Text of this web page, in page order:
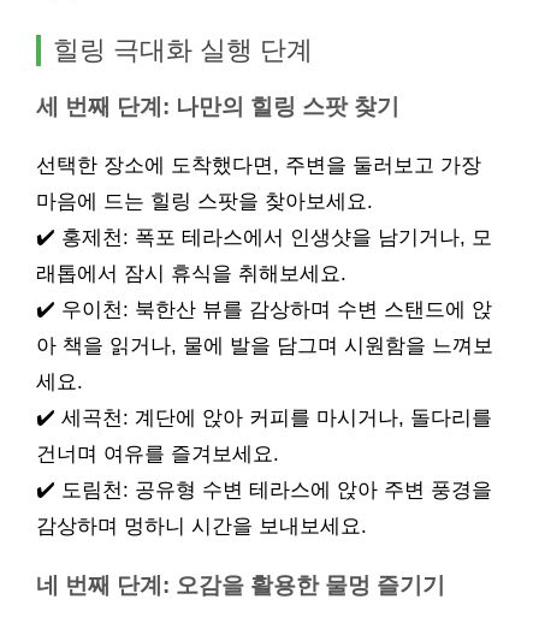
힐링 극대화 실행 단계
세 번째 단계: 나만의 힐링 스팟 찾기
선택한 장소에 도착했다면, 주변을 둘러보고 가장
마음에 드는 힐링 스팟을 찾아보세요.
✔️ 홍제천: 폭포 테라스에서 인생샷을 남기거나, 모
래톱에서 잠시 휴식을 취해보세요.
✔️ 우이천: 북한산 뷰를 감상하며 수변 스탠드에 앉
아 책을 읽거나, 물에 발을 담그며 시원함을 느껴보
세요.
✔️ 세곡천: 계단에 앉아 커피를 마시거나, 돌다리를
건너며 여유를 즐겨보세요.
✔️ 도림천: 공유형 수변 테라스에 앉아 주변 풍경을
감상하며 멍하니 시간을 보내보세요.
네 번째 단계: 오감을 활용한 물멍 즐기기